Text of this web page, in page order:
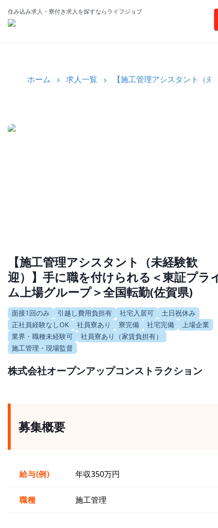
住み込み求人・寮付き求人を探すならライフジョブ
ホーム 求人一覧 【施工管理アシスタント（
【施工管理アシスタント（未経験歓
迎）】手に職を付けられる＜東証プラ
ム上場グループ＞全国転勤(佐賀県)
面接1回のみ 引越し費用負担有 社宅入居可
土日祝休み
正社員経験なしOK
社員寮あり 寮完備 社宅完備
上場企業
業界・職種未経験可
社員寮あり（家賃負担有）
施工管理・現場監督
株式会社オープンアップコンストラクション
募集概要
給与(例) 年収350万円
職種 施工管理